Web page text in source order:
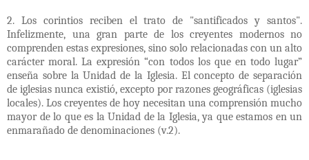
2. Los corintios reciben el trato de "santificados y santos".
Infelizmente, una gran parte de los creyentes modernos no
comprenden estas expresiones, sino solo relacionadas con un alto
carácter moral. La expresión “con todos los que en todo lugar”
enseña sobre la Unidad de la Iglesia. El concepto de separación
de iglesias nunca existió, excepto por razones geográficas (iglesias
locales). Los creyentes de hoy necesitan una comprensión mucho
mayor de lo que es la Unidad de la Iglesia, ya que estamos en un
enmarañado de denominaciones (v.2).